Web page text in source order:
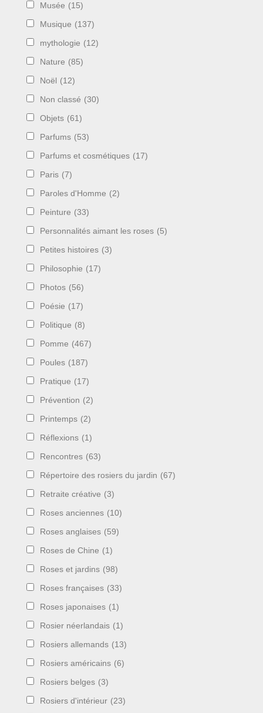
Musée (15)
Musique (137)
mythologie (12)
Nature (85)
Noël (12)
Non classé (30)
Objets (61)
Parfums (53)
Parfums et cosmétiques (17)
Paris (7)
Paroles d'Homme (2)
Peinture (33)
Personnalités aimant les roses (5)
Petites histoires (3)
Philosophie (17)
Photos (56)
Poésie (17)
Politique (8)
Pomme (467)
Poules (187)
Pratique (17)
Prévention (2)
Printemps (2)
Réflexions (1)
Rencontres (63)
Répertoire des rosiers du jardin (67)
Retraite créative (3)
Roses anciennes (10)
Roses anglaises (59)
Roses de Chine (1)
Roses et jardins (98)
Roses françaises (33)
Roses japonaises (1)
Rosier néerlandais (1)
Rosiers allemands (13)
Rosiers américains (6)
Rosiers belges (3)
Rosiers d'intérieur (23)